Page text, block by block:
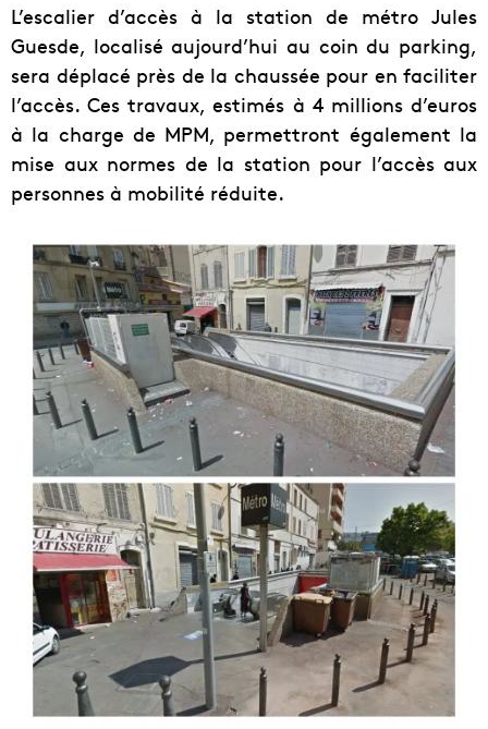
L’escalier d’accès à la station de métro Jules
Guesde, localisé aujourd’hui au coin du parking,
sera déplacé près de la chaussée pour en faciliter
l’accès. Ces travaux, estimés à 4 millions d’euros
à la charge de MPM, permettront également la
mise aux normes de la station pour l’accès aux
personnes à mobilité réduite.